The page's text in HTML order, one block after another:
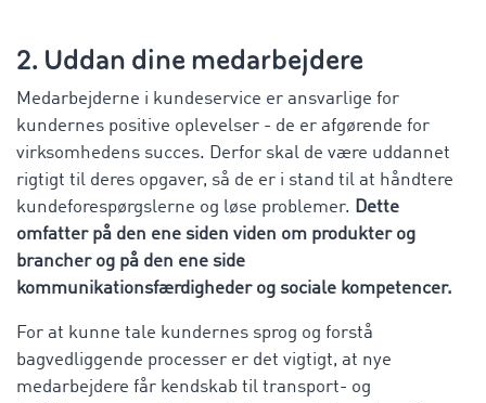
2. Uddan dine medarbejdere
Medarbejderne i kundeservice er ansvarlige for
kundernes positive oplevelser - de er afgørende for
virksomhedens succes. Derfor skal de være uddannet
rigtigt til deres opgaver, så de er i stand til at håndtere
kundeforespørgslerne og løse problemer. Dette
omfatter på den ene siden viden om produkter og
brancher og på den ene side
kommunikationsfærdigheder og sociale kompetencer.
For at kunne tale kundernes sprog og forstå
bagvedliggende processer er det vigtigt, at nye
medarbejdere får kendskab til transport- og